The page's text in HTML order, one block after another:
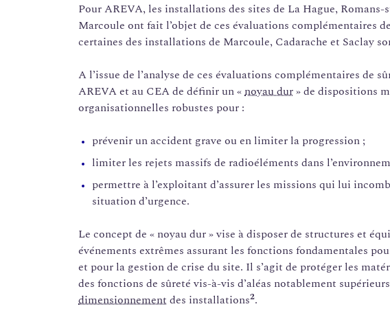
Pour AREVA, les installations des sites de La Hague,
Marcoule ont fait l’objet de ces évaluations complémentaires
certaines des installations de Marcoule, Cadarache et Saclay
A l’issue de l’analyse de ces évaluations complémentaires de
AREVA et au CEA de définir un «noyau dur» de dispositions
organisationnelles robustes pour :
prévenir un accident grave ou en limiter la progression ;
limiter les rejets massifs de radioéléments dans
permettre à l’exploitant d’assurer les missions qui lui
situation d’urgence.
Le concept de « noyau dur » vise à disposer de structures et
événements extrêmes assurant les fonctions fondamentales
et pour la gestion de crise du site. Il s’agit de protéger les
des fonctions de sûreté vis-à-vis d’aléas notablement
dimensionnement des installations2.